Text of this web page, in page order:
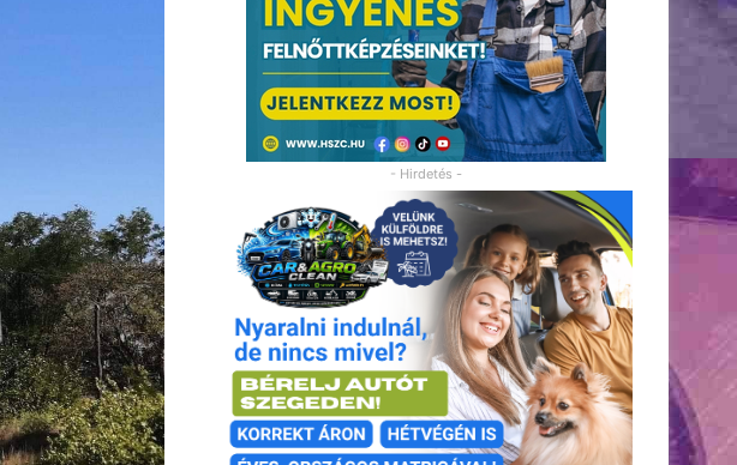
- Hirdetés -